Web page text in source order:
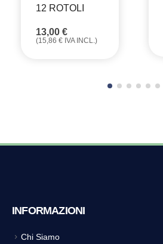
12 ROTOLI
13,00 €
(15,86 € IVA INCL.)
INFORMAZIONI
Chi Siamo